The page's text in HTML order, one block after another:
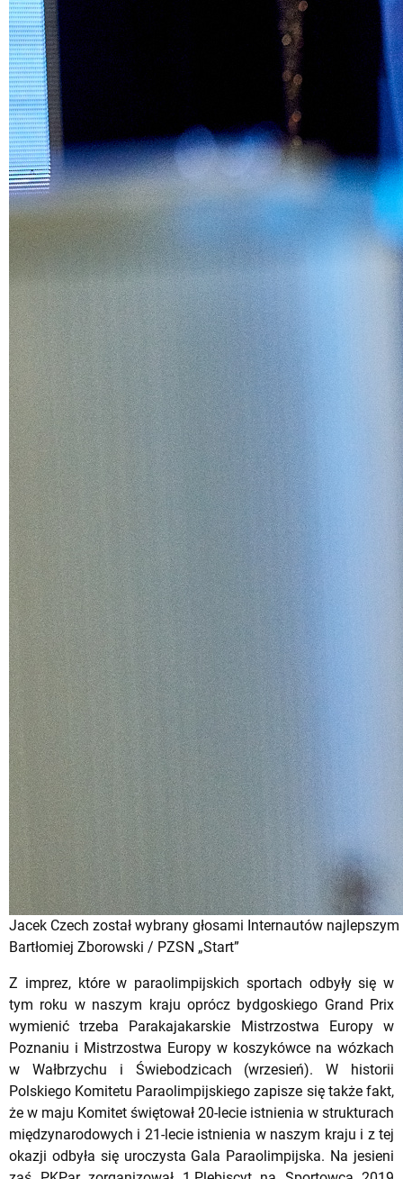
Jacek Czech został wybrany głosami Internautów
Bartłomiej Zborowski / PZSN „Start”
Z imprez, które w paraolimpijskich sportach odbyły się w
tym roku w naszym kraju oprócz bydgoskiego Grand Prix
wymienić trzeba Parakajakarskie Mistrzostwa Europy w
Poznaniu i Mistrzostwa Europy w koszykówce na wózkach
w Wałbrzychu i Świebodzicach (wrzesień). W historii
Polskiego Komitetu Paraolimpijskiego zapisze się także fakt,
że w maju Komitet świętował 20-lecie istnienia w strukturach
międzynarodowych i 21-lecie istnienia w naszym kraju i z tej
okazji odbyła się uroczysta Gala Paraolimpijska. Na jesieni